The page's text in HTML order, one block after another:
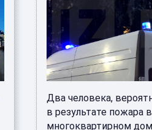
Два человека,
в результате пожара в
многоквартирном